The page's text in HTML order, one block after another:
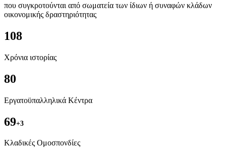
που συγκροτούνται από σωματεία των ίδιων ή συναφών κλάδων
οικονομικής δραστηριότητας
108
Χρόνια ιστορίας
80
Εργατοϋπαλληλικά Κέντρα
69+3
Kλαδικές Ομοσπονδίες